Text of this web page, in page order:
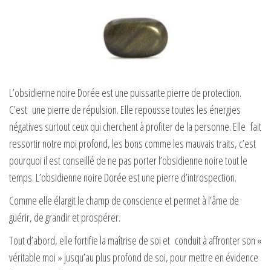
L’obsidienne noire Dorée est une puissante pierre de protection.
C’est une pierre de répulsion. Elle repousse toutes les énergies
négatives surtout ceux qui cherchent à profiter de la personne. Elle fait
ressortir notre moi profond, les bons comme les mauvais traits, c’est
pourquoi il est conseillé de ne pas porter l’obsidienne noire tout le
temps. L’obsidienne noire Dorée est une pierre d’introspection.
Comme elle élargit le champ de conscience et permet à l’âme de
guérir, de grandir et prospérer.
Tout d’abord, elle fortifie la maîtrise de soi et conduit à affronter son «
véritable moi » jusqu’au plus profond de soi, pour mettre en évidence